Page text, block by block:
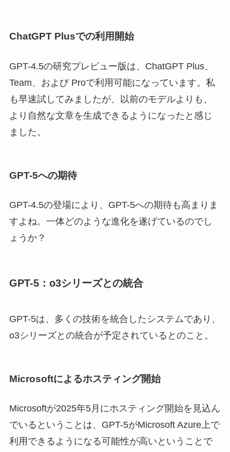
ChatGPT Plusでの利用開始
GPT-4.5の研究プレビュー版は、ChatGPT Plus、
Team、および Proで利用可能になっています。私
も早速試してみましたが、以前のモデルよりも、
より自然な文章を生成できるようになったと感じ
ました。
GPT-5への期待
GPT-4.5の登場により、GPT-5への期待も高まりま
すよね。一体どのような進化を遂げているのでし
ょうか？
GPT-5：o3シリーズとの統合
GPT-5は、多くの技術を統合したシステムであり、
o3シリーズとの統合が予定されているとのこと。
Microsoftによるホスティング開始
Microsoftが2025年5月にホスティング開始を見込ん
でいるということは、GPT-5がMicrosoft Azure上で
利用できるようになる可能性が高いということで